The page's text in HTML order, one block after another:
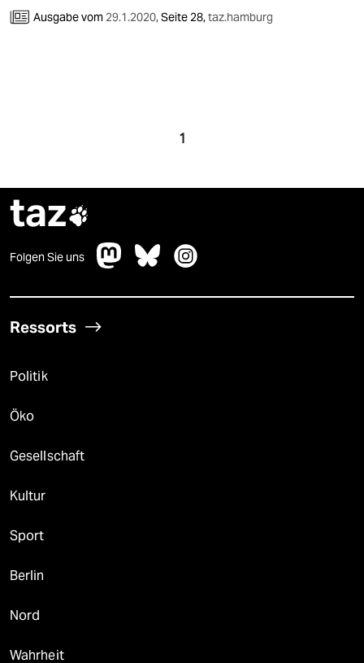
Ausgabe vom 29.1.2020,Seite 28,taz.hamburg
1
taz
Folgen Sie uns
Ressorts
Politik
Öko
Gesellschaft
Kultur
Sport
Berlin
Nord
Wahrheit